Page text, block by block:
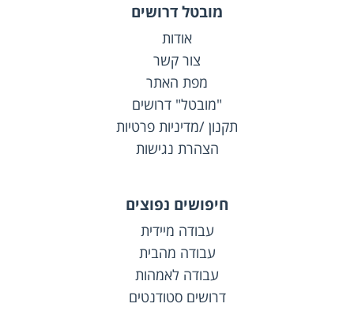
מובטל דרושים
אודות
צור קשר
מפת האתר
"מובטל" דרושים
תקנון /מדיניות פרטיות
הצהרת נגישות
חיפושים נפוצים
עבודה מיידית
עבודה מהבית
עבודה לאמהות
דרושים סטודנטים